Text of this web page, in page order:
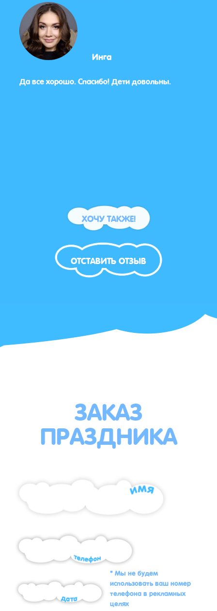
Инга
Да все хорошо. Спасибо! Дети довольны.
ХОЧУ ТАКЖЕ!
ОТСТАВИТЬ ОТЗЫВ
ЗАКАЗ
ПРАЗДНИКА
* Мы не будем
использовать ваш номер
телефона в рекламных
целях